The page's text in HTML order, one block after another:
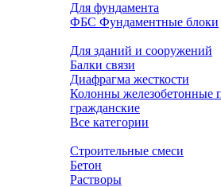
Для фундамента
ФБС Фундаментные блоки
Для зданий и сооружений
Балки связи
Диафрагма жесткости
Колонны
гражданские
Все категории
Строительные смеси
Бетон
Растворы